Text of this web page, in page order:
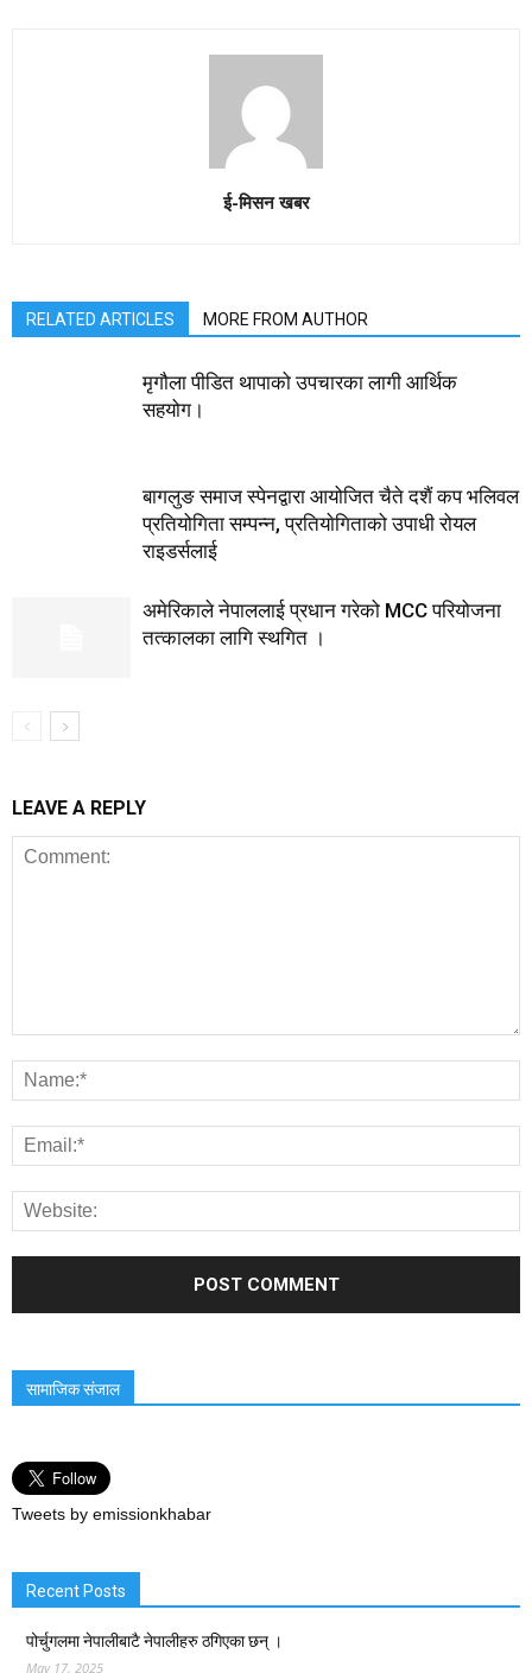
ई-मिसन खबर
RELATED ARTICLES MORE FROM AUTHOR
मृगौला पीडित थापाको उपचारका लागी आर्थिक
सहयोग।
बागलुङ समाज स्पेनद्वारा आयोजित चैते दशैं कप भलिवल
प्रतियोगिता सम्पन्न, प्रतियाेगिताको उपाधी रोयल
राइडर्सलाई
अमेरिकाले नेपाललाई प्रधान गरेको MCC परियोजना
तत्कालका लागि स्थगित ।
LEAVE A REPLY
सामाजिक संजाल
Tweets by emissionkhabar
Recent Posts
पोर्चुगलमा नेपालीबाटै नेपालीहरु ठगिएका छन् ।
May 17, 2025